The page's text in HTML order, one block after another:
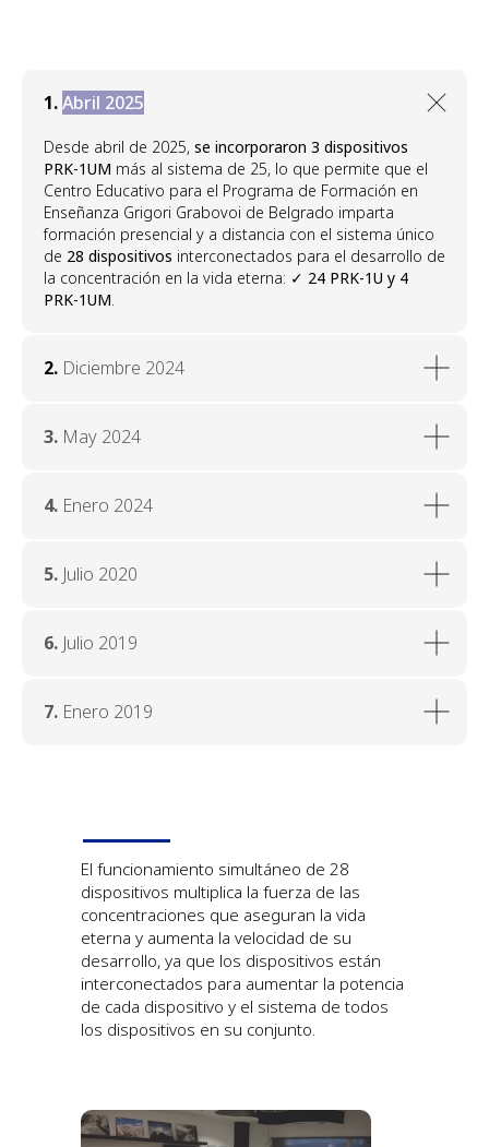
1.Abril 2025
Desde abril de 2025, se incorporaron 3 dispositivos
PRK-1UM más al sistema de 25, lo que permite que el
Centro Educativo para el Programa de Formación en
Enseñanza Grigori Grabovoi de Belgrado imparta
formación presencial y a distancia con el sistema único
de 28 dispositivos interconectados para el desarrollo de
la concentración en la vida eterna: ✓ 24 PRK-1U y 4
PRK-1UM
2. Diciembre 2024
3. May 2024
4. Enero 2024
5. Julio 2020
6. Julio 2019
7. Enero 2019
El funcionamiento simultáneo de 28
dispositivos multiplica la fuerza de las
concentraciones que aseguran la vida
eterna y aumenta la velocidad de su
desarrollo, ya que los dispositivos están
interconectados para aumentar la potencia
de cada dispositivo y el sistema de todos
los dispositivos en su conjunto.